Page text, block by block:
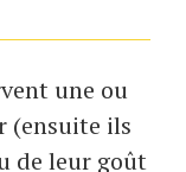
une ou
(ensuite ils
de leur goût